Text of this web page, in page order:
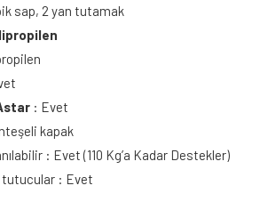
sap, 2 yan tutamak
: Evet
kapak
: Evet (110 Kg’a Kadar Destekler)
tutucular : Evet